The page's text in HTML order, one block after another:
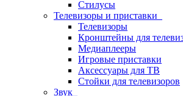
Стилусы
Телевизоры и приставки
Телевизоры
Кронштейны для
Медиаплееры
Игровые приставки
Аксессуары для ТВ
Стойки для телевизоров
Звук